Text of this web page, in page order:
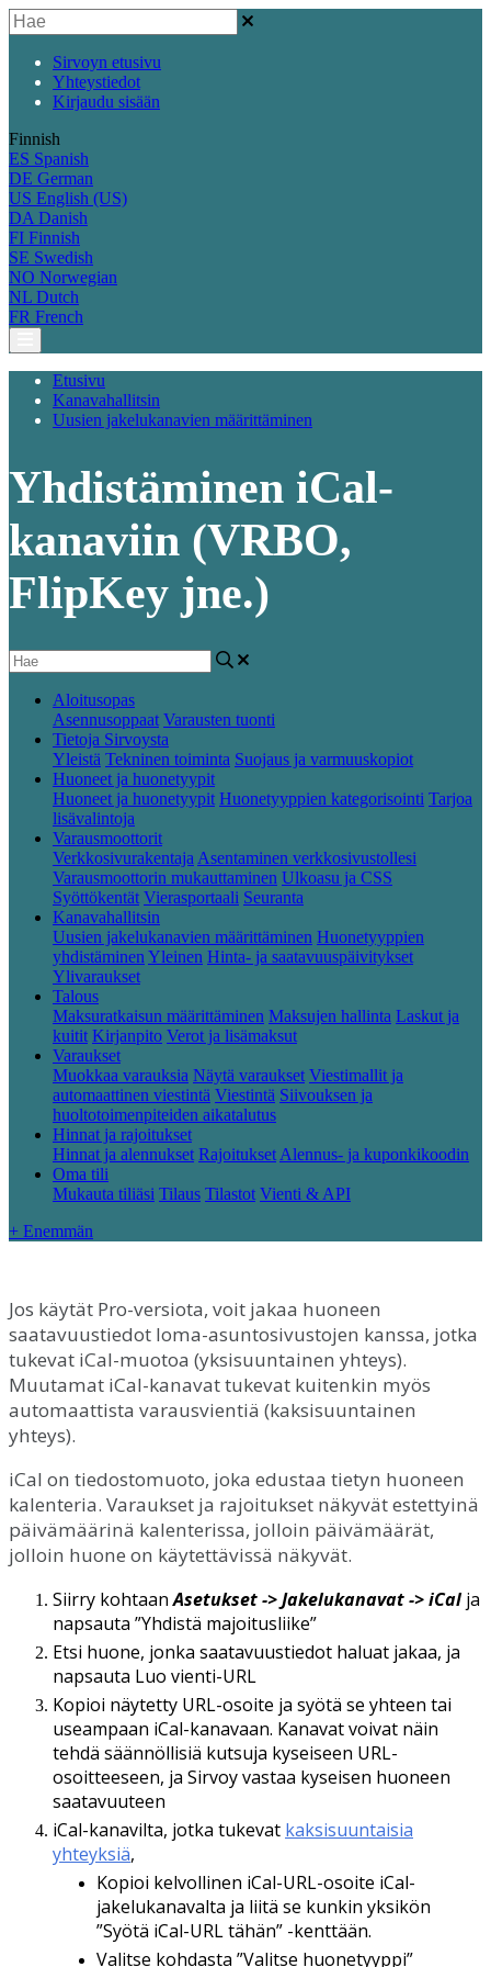
Sirvoyn etusivu
Yhteystiedot
Kirjaudu sisään
Finnish
ES Spanish
DE German
US English (US)
DA Danish
FI Finnish
SE Swedish
NO Norwegian
NL Dutch
FR French
Etusivu
Kanavahallitsin
Uusien jakelukanavien määrittäminen
Yhdistäminen iCal-
kanaviin (VRBO,
FlipKey jne.)
Aloitusopas
Asennusoppaat Varausten tuonti
Tietoja Sirvoysta
Yleistä Tekninen toiminta Suojaus ja varmuuskopiot
Huoneet ja huonetyypit
Huoneet ja huonetyypit Huonetyyppien kategorisointi Tarjoa
lisävalintoja
Varausmoottorit
Verkkosivurakentaja Asentaminen verkkosivustollesi
Varausmoottorin mukauttaminen Ulkoasu ja CSS
Syöttökentät Vierasportaali Seuranta
Kanavahallitsin
Uusien jakelukanavien määrittäminen Huonetyyppien
yhdistäminen Yleinen Hinta- ja saatavuuspäivitykset
Ylivaraukset
Talous
Maksuratkaisun määrittäminen Maksujen hallinta Laskut ja
kuitit Kirjanpito Verot ja lisämaksut
Varaukset
Muokkaa varauksia Näytä varaukset Viestimallit ja
automaattinen viestintä Viestintä Siivouksen ja
huoltotoimenpiteiden aikatalutus
Hinnat ja rajoitukset
Hinnat ja alennukset Rajoitukset Alennus- ja kuponkikoodin
Oma tili
Mukauta tiliäsi Tilaus Tilastot Vienti & API
+ Enemmän
Jos käytät Pro-versiota, voit jakaa huoneen
saatavuustiedot loma-asuntosivustojen kanssa, jotka
tukevat iCal-muotoa (yksisuuntainen yhteys).
Muutamat iCal-kanavattukevat kuitenkin myös
automaattista varausvientiä (kaksisuuntainen
yhteys).
iCal on tiedostomuoto, joka edustaa tietyn huoneen
kalenteria. Varaukset ja rajoitukset näkyvätestettyinä
päivämäärinä kalenterissa, jolloin päivämäärät,
jolloin huone on käytettävissä näkyvät.
Siirry kohtaan Asetukset->Jakelukanavat->iCal ja
napsauta ”Yhdistä majoitusliike”
Etsi huone, jonka saatavuustiedot haluat jakaa, ja
napsauta Luo vienti-URL
Kopioi näytetty URL-osoite ja syötä se yhteen tai
useampaan iCal-kanavaan. Kanavatvoivat näin
tehdä säännöllisiä kutsuja kyseiseen URL-
osoitteeseen, ja Sirvoyvastaa kyseisen huoneen
saatavuuteen
iCal-kanavilta, jotka tukevat kaksisuuntaisia
yhteyksiä,
Kopioi kelvollinen iCal-URL-osoite iCal-
jakelukanavalta ja liitä se kunkin yksikön
”Syötä iCal-URLtähän” -kenttään.
Valitse kohdasta ”Valitse huonetyyppi”